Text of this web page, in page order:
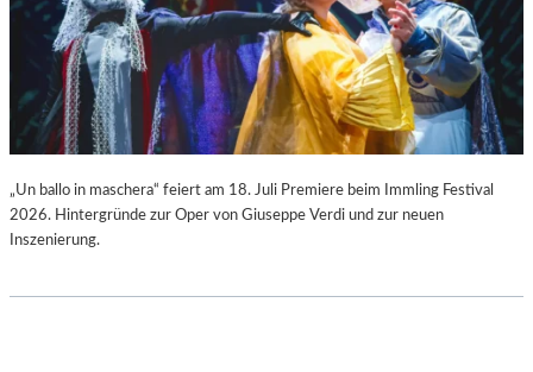
„Un ballo in maschera“ feiert am 18. Juli Premiere beim Immling Festival
2026. Hintergründe zur Oper von Giuseppe Verdi und zur neuen
Inszenierung.